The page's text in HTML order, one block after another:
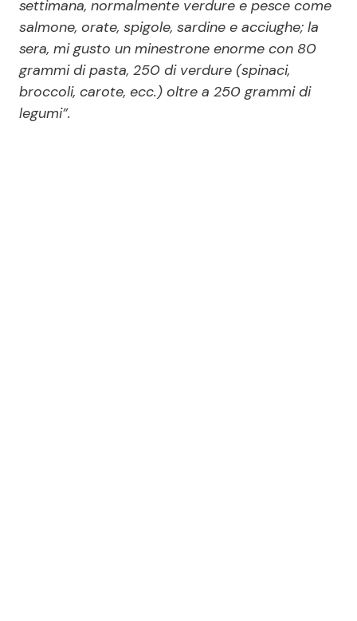
settimana, normalmente verdure e pesce come
salmone, orate, spigole, sardine e acciughe; la
sera, mi gusto un minestrone enorme con 80
grammi di pasta, 250 di verdure (spinaci,
broccoli, carote, ecc.) oltre a 250 grammi di
legumi”.